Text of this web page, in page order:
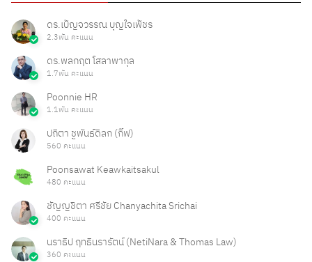
ดร.เบ็ญจวรรณ บุญใจเพ็ชร
2.3พัน คะแนน
ดร.พลกฤต โสลาพากุล
1.7พัน คะแนน
Poonnie HR
1.1พัน คะแนน
ปถิตา ชูพันธ์ดิลก (กิ๊ฟ)
560 คะแนน
Poonsawat Keawkaitsakul
480 คะแนน
ชัญญชิตา ศรีชัย Chanyachita Srichai
400 คะแนน
นราธิป ฤทธินรารัตน์ (NetiNara & Thomas Law)
360 คะแนน